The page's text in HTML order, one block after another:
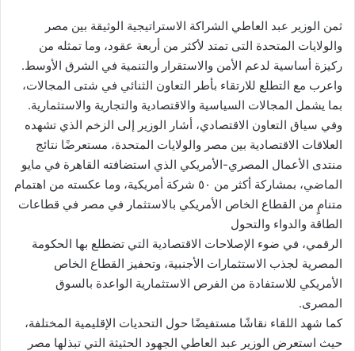
ثمن الوزير عبد العاطي الشراكة الاستراتيجية الوثيقة بين مصر
والولايات المتحدة التى تمتد لأكثر من أربعة عقود، وما تمثله من
ركيزة أساسية لدعم الأمن والاستقرار والتنمية في الشرق الأوسط.
واعرب مع التطلع للارتقاء بأطر التعاون الثنائي في شتى المجالات،
بما يشمل المجالات السياسية والاقتصادية والتجارية والاستثمارية.
وفي سياق التعاون الاقتصادي، أشار الوزير إلى الزخم الذي تشهده
العلاقات الاقتصادية بين مصر والولايات المتحدة، مستعرضًا نتائج
منتدى الأعمال المصري-الأمريكي الذي استضافته القاهرة في مايو
الماضي، بمشاركة أكثر من ٥٠ شركة أمريكية، وما عكسته من اهتمام
متنامٍ من القطاع الخاص الأمريكي بالاستثمار في مصر في قطاعات
الطاقة والدواء والتحول
الرقمي، في ضوء الإصلاحات الاقتصادية التي تضطلع بها الحكومة
المصرية لجذب الاستثمارات الأجنبية، وتحفيز القطاع الخاص
الأمريكي للاستفادة من الفرص الاستثمارية الواعدة بالسوق
المصرى.
كما شهد اللقاء نقاشًا مستفيضًا حول التحديات الإقليمية المختلفة،
حيث استعرض الوزير عبد العاطي الجهود الحثيثة التي تبذلها مصر